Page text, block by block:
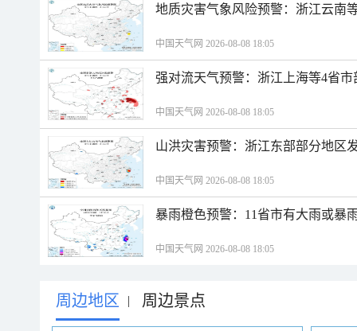
地质灾害气象风险预警：浙江云南
中国天气网 2026-08-08 18:05
强对流天气预警：浙江上海等4省
中国天气网 2026-08-08 18:05
山洪灾害预警：浙江东部部分地区
中国天气网 2026-08-08 18:05
暴雨橙色预警：11省市有大雨或暴
中国天气网 2026-08-08 18:05
周边地区 | 周边景点